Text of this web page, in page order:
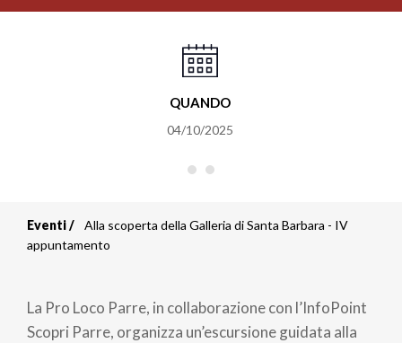
QUANDO
04/10/2025
Briciole
pane
Eventi
Alla scoperta della Galleria di Santa Barbara - IV
appuntamento
La Pro Loco Parre, in collaborazione con l’InfoPoint
Scopri Parre, organizza un’escursione guidata alla